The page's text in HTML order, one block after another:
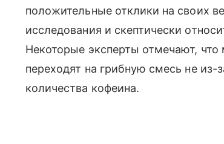
положительные отклики на своих
исследования и скептически
Некоторые эксперты отмечают,
переходят на грибную смесь не из-
количества кофеина.